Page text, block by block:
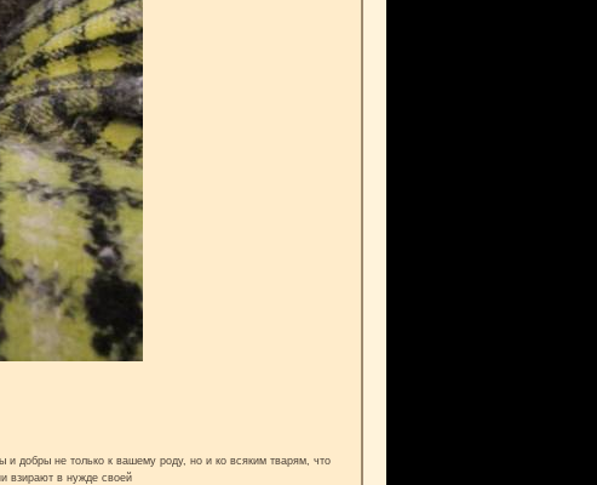
и добры не только к вашему роду, но и ко всяким тварям, что
взирают в нужде своей